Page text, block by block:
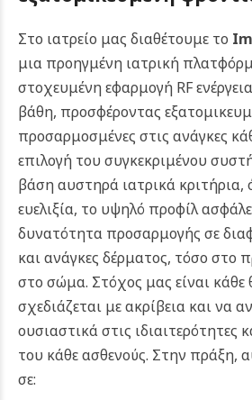
Στο ιατρείο μας διαθέτουμε το
μια προηγμένη ιατρική
στοχευμένη εφαρμογή RF
βάθη, προσφέροντας
προσαρμοσμένες στις ανάγκες
επιλογή του συγκεκριμένου
βάση αυστηρά ιατρικά κριτήρια,
ευελιξία, το υψηλό προφίλ
δυνατότητα προσαρμογής σε
και ανάγκες δέρματος, τόσο στο
στο σώμα. Στόχος μας είναι κάθε
σχεδιάζεται με ακρίβεια και να
ουσιαστικά στις ιδιαιτερότητες
του κάθε ασθενούς. Στην πράξη,
σε: